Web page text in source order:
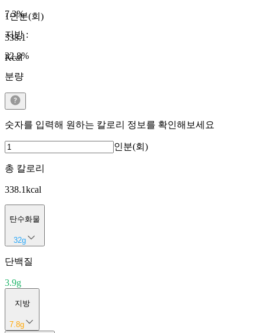
1인분(회)
338.1
Kcal
7.3%
지방:
32.8%
분량
숫자를 입력해 원하는 칼로리 정보를 확인해보세요
인분(회)
총 칼로리
338.1kcal
탄수화물
32g
단백질
3.9g
지방
7.8g